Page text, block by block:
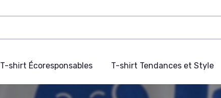
T-shirt Écoresponsables T-shirt Tendances et Style